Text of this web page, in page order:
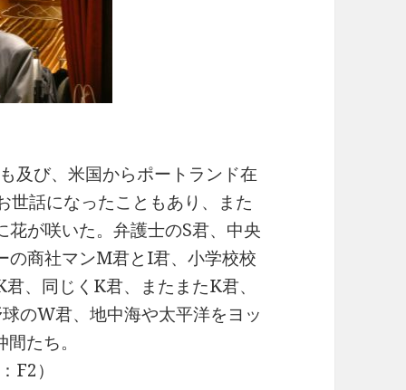
及び、米国からポートランド在
世話になったこともあり、また
が咲いた。弁護士のS君、中央
の商社マンM君とI君、小学校校
、同じくK君、またまたK君、
のW君、地中海や太平洋をヨッ
たち。
F2）